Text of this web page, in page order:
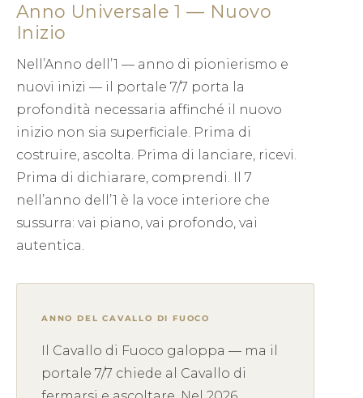
Anno Universale 1 — Nuovo
Inizio
Nell’Anno dell’1 — anno di pionierismo e
nuovi inizi — il portale 7/7 porta la
profondità necessaria affinché il nuovo
inizio non sia superficiale. Prima di
costruire, ascolta. Prima di lanciare, ricevi.
Prima di dichiarare, comprendi. Il 7
nell’anno dell’1 è la voce interiore che
sussurra: vai piano, vai profondo, vai
autentica.
ANNO DEL CAVALLO DI FUOCO
Il Cavallo di Fuoco galoppa — ma il
portale 7/7 chiede al Cavallo di